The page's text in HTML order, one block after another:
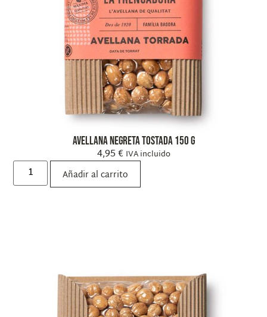
Avellana Negreta Tostada 150 g
4,95€ IVA incluido
Añadir al carrito